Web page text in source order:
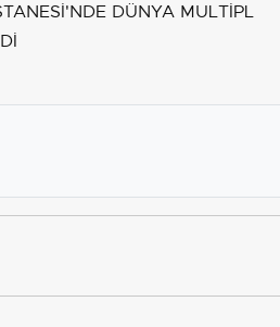
DÜNYA MULTİPL